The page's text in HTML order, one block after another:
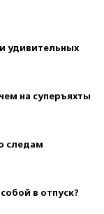
удивительных
на суперъяхты
следам
в отпуск?